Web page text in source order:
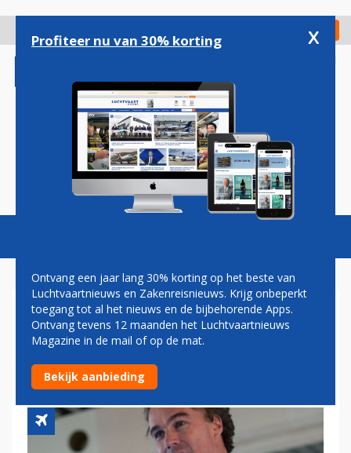
gaan
Check in
Magazine Podcasts Vacatures
CAMIEL EURLINGS HELPT
GESTRANDE REIZIGERS
LUFTHANSA
Profiteer nu van 30% korting x
Ontvang een jaar lang 30% korting op het beste van
Luchtvaartnieuws en Zakenreisnieuws. Krijg onbeperkt
toegang tot al het nieuws en de bijbehorende Apps.
Ontvang tevens 12 maanden het Luchtvaartnieuws
Magazine in de mail of op de mat.
Bekijk aanbieding